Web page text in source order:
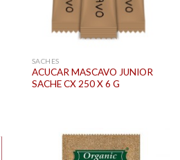
SACHES
ACUCAR MASCAVO JUNIOR
SACHE CX 250 X 6 G